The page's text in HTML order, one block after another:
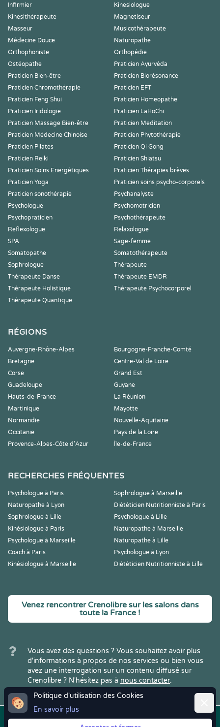
Politique d'utilisation des Cookies
En savoir plus
Infirmier
Kinesiologue
Kinesithérapeute
Magnetiseur
Masseur
Musicothérapeute
Médecine Douce
Naturopathe
Orthophoniste
Orthopédie
Ostéopathe
Praticien Ayurvéda
Praticien Bien-être
Praticien Biorésonance
Praticien Chromothérapie
Praticien EFT
Praticien Feng Shui
Praticien Homeopathe
Praticien Iridologie
Praticien LaHoChi
Praticien Massage Bien-être
Praticien Meditation
Praticien Médecine Chinoise
Praticien Phytothérapie
Praticien Pilates
Praticien Qi Gong
Praticien Reiki
Praticien Shiatsu
Praticien Soins Energétiques
Praticien Thérapies brèves
Praticien Yoga
Praticien soins psycho-corporels
Praticien sonothérapie
Psychanalyste
Psychologue
Psychomotricien
Psychopraticien
Psychothérapeute
Reflexologue
Relaxologue
SPA
Sage-femme
Somatopathe
Somatothérapeute
Sophrologue
Thérapeute
Thérapeute Danse
Thérapeute EMDR
Thérapeute Holistique
Thérapeute Psychocorporel
Thérapeute Quantique
RÉGIONS
Auvergne-Rhône-Alpes
Bourgogne-Franche-Comté
Bretagne
Centre-Val de Loire
Corse
Grand Est
Guadeloupe
Guyane
Hauts-de-France
La Réunion
Martinique
Mayotte
Normandie
Nouvelle-Aquitaine
Occitanie
Pays de la Loire
Provence-Alpes-Côte d'Azur
Île-de-France
RECHERCHES FRÉQUENTES
Psychologue à Paris
Sophrologue à Marseille
Naturopathe à Lyon
Diététicien Nutritionniste à Paris
Sophrologue à Lille
Psychologue à Lille
Kinésiologue à Paris
Naturopathe à Marseille
Psychologue à Marseille
Naturopathe à Lille
Coach à Paris
Psychologue à Lyon
Kinésiologue à Marseille
Diététicien Nutritionniste à Lille
Venez rencontrer Crenolibre sur les salons dans
toute la France !
Vous avez des questions ? Vous souhaitez avoir plus
d'informations à propos de nos services ou bien vous
avez une interrogation sur un contenu diffusé sur
Crenolibre ? N'hésitez pas à nous contacter.
Copyright © 2022Crenolibre, tous Mentions | CGV | RGPD